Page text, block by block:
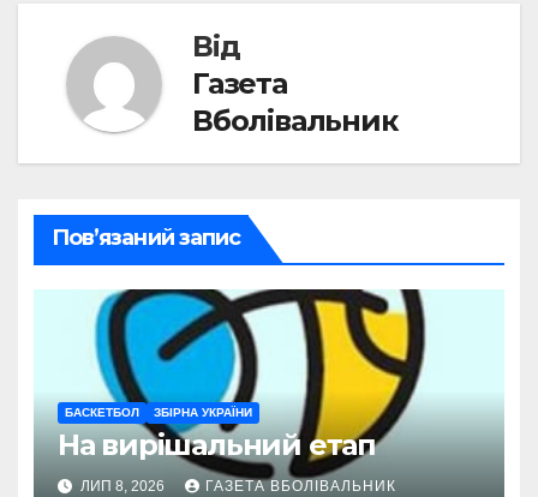
Від
Газета
Вболівальник
Пов’язаний запис
БАСКЕТБОЛ ЗБІРНА УКРАЇНИ
На вирішальний етап
ЛИП 8, 2026 ГАЗЕТА ВБОЛІВАЛЬНИК